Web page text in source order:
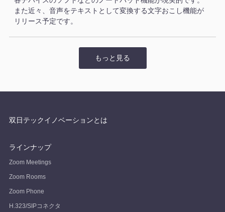
また近々、音声をテキストとして変換する文字おこし機能が
リリース予定です。
もっと見る
双日テックイノベーションとは
ラインナップ
Zoom Meetings
Zoom Rooms
Zoom Phone
H.323/SIPコネクタ